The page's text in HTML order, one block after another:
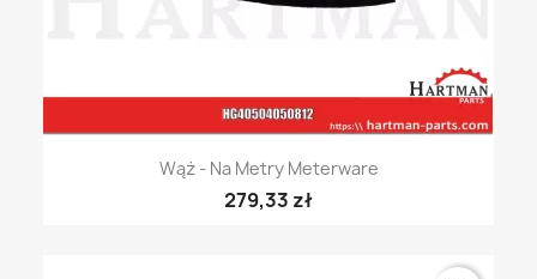
Wąż - Na Metry Meterware
279,33 zł